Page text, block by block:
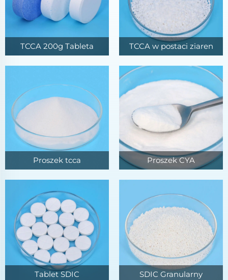
TCCA 200g Tableta TCCA w postaci ziaren
Proszek tcca Proszek CYA
Tablet SDIC SDIC Granularny